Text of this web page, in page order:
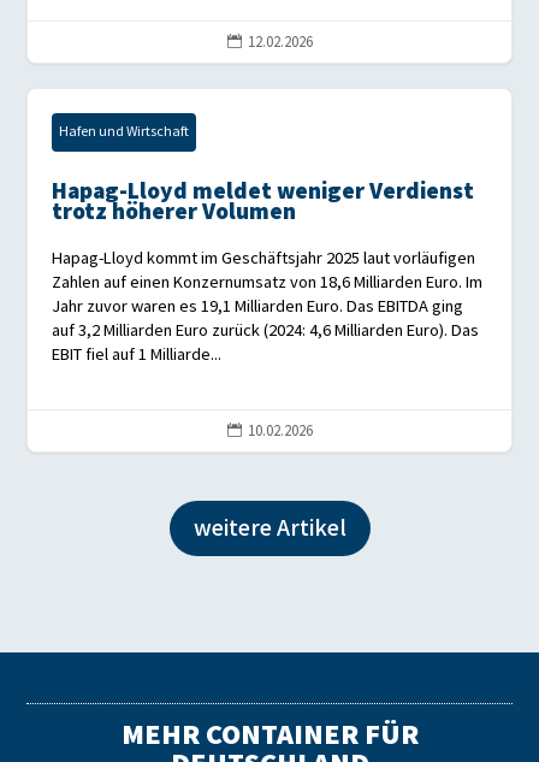
 12.02.2026
Hafen und Wirtschaft
Hapag-Lloyd meldet weniger Verdienst
trotz höherer Volumen
Hapag-Lloyd kommt im Geschäftsjahr 2025 laut vorläufigen
Zahlen auf einen Konzernumsatz von 18,6 Milliarden Euro. Im
Jahr zuvor waren es 19,1 Milliarden Euro. Das EBITDA ging
auf 3,2 Milliarden Euro zurück (2024: 4,6 Milliarden Euro). Das
EBIT fiel auf 1 Milliarde...
 10.02.2026
weitere Artikel
MEHR CONTAINER FÜR